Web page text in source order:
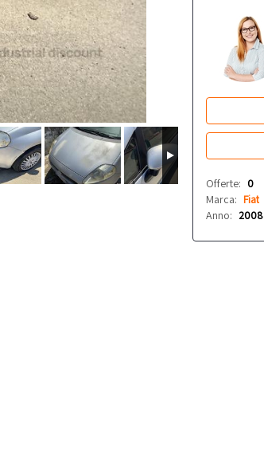
Offerte: 0
Marca: Fiat
Anno: 2008